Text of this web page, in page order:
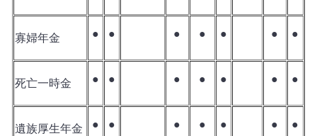
寡婦年金 ● ● ● ● ● ● ●
死亡一時金 ● ● ● ● ● ● ●
遺族厚生年金 ● ● ● ● ● ● ●